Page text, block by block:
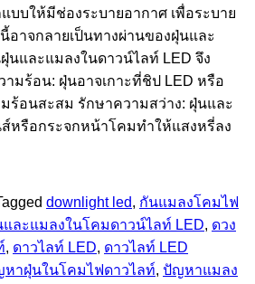
บบให้มีช่องระบายอากาศ เพื่อระบาย
อาจกลายเป็นทางผ่านของฝุ่นและ
นและแมลงในดาวน์ไลท์ LED จึง
มร้อน: ฝุ่นอาจเกาะที่ชิป LED หรือ
มร้อนสะสม รักษาความสว่าง: ฝุ่นและ
หรือกระจกหน้าโคมทำให้แสงหรี่ลง
downlight led, กันแมลงโคมไฟ
ละแมลงในโคมดาวน์ไลท์ LED, ดวง
, ดาวไลท์ LED, ดาวไลท์ LED
าฝุ่นในโคมไฟดาวไลท์, ปัญหาแมลง